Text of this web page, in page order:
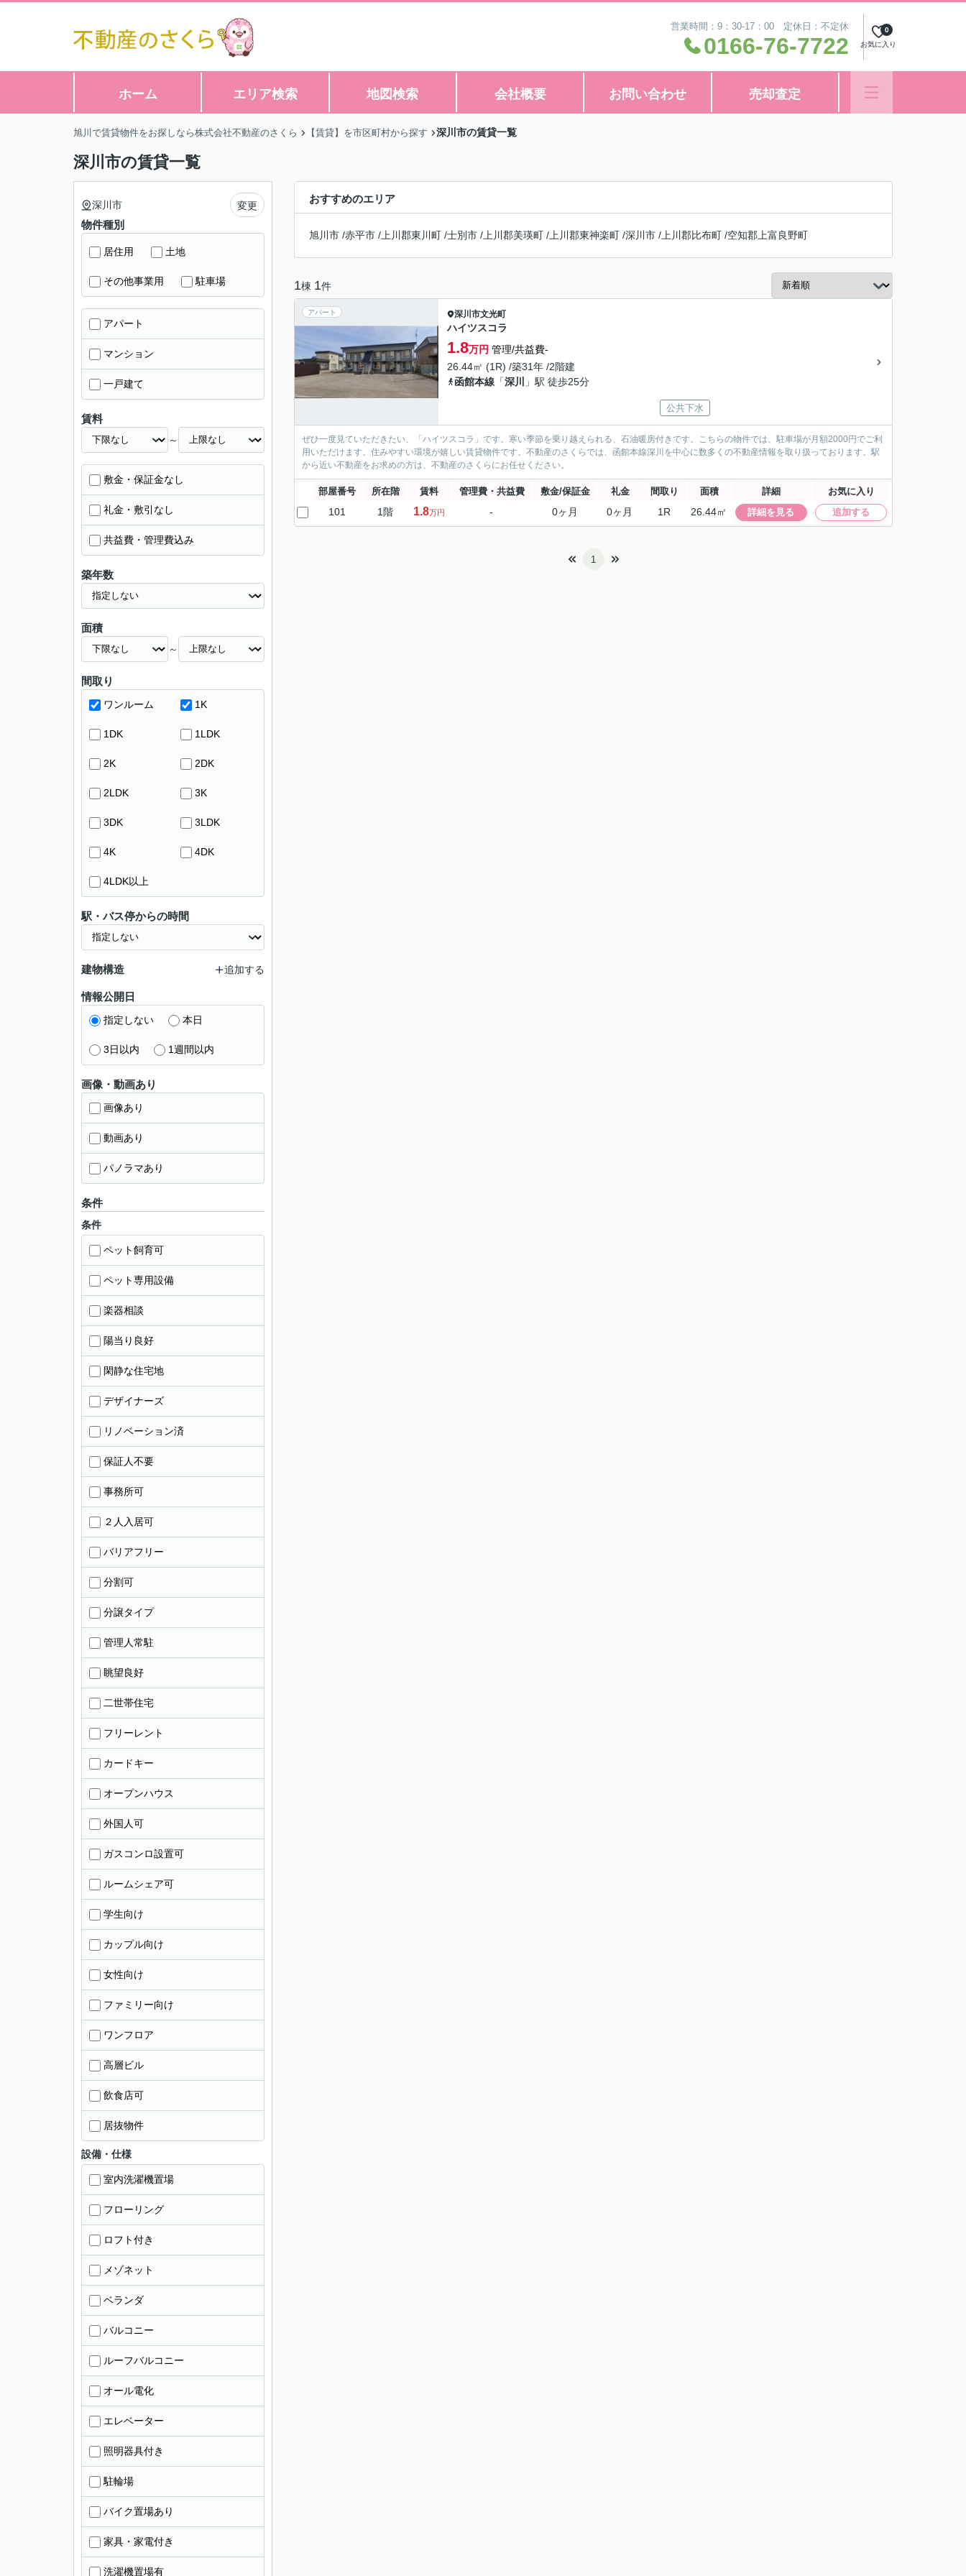
営業時間：9：30-17：00 定休日：不定休
0166-76-7722 お気に入り
0
ホーム エリア検索 地図検索 会社概要 お問い合わせ 売却査定
旭川で賃貸物件をお探しなら株式会社不動産のさくら 【賃貸】を市区町村から探す 深川市の賃貸一覧
深川市の賃貸一覧
おすすめのエリア
旭川市 /赤平市 / 上川郡東川町 /士別市 / 上川郡美瑛町 / 上川郡東神楽町 /深川市 / 上川郡比布町 /空知郡上富良野町
1棟 1件
アパート 深川市文光町
ハイツスコラ
1.8万円 管理/共益費-
26.44㎡ (1R) /築31年 /2階建
函館本線 「深川 」駅 徒歩25分
公共下水
ぜひ一度見ていただきたい、「ハイツスコラ」です。寒い季節を乗り越えられる、石油暖房付きです。こちらの物件では、駐車場が月額2000円でご利
用いただけます。住みやすい環境が嬉しい賃貸物件です。不動産のさくらでは、函館本線深川を中心に数多くの不動産情報を取り扱っております。駅
から近い不動産をお求めの方は、不動産のさくらにお任せください。
部屋番号 所在階 賃料 管理費・共益費 敷金/保証金 礼金 間取り 面積 詳細 お気に入り
101 1階 1.8万円 - 0ヶ月 0ヶ月 1R 26.44㎡ 詳細を見る 追加する
1
深川市 変更
物件種別
居住用 土地
その他事業用 駐車場
アパート
マンション
一戸建て
賃料
～
敷金・保証金なし
礼金・敷引なし
共益費・管理費込み
築年数
面積
～
間取り
ワンルーム 1K
1DK 1LDK
2K 2DK
2LDK 3K
3DK 3LDK
4K 4DK
4LDK以上
駅・バス停からの時間
建物構造 追加する
情報公開日
指定しない 本日
3日以内 1週間以内
画像・動画あり
画像あり
動画あり
パノラマあり
条件
条件
ペット飼育可
ペット専用設備
楽器相談
陽当り良好
閑静な住宅地
デザイナーズ
リノベーション済
保証人不要
事務所可
２人入居可
バリアフリー
分割可
分譲タイプ
管理人常駐
眺望良好
二世帯住宅
フリーレント
カードキー
オープンハウス
外国人可
ガスコンロ設置可
ルームシェア可
学生向け
カップル向け
女性向け
ファミリー向け
ワンフロア
高層ビル
飲食店可
居抜物件
設備・仕様
室内洗濯機置場
フローリング
ロフト付き
メゾネット
ベランダ
バルコニー
ルーフバルコニー
オール電化
エレベーター
照明器具付き
駐輪場
バイク置場あり
家具・家電付き
洗濯機置場有